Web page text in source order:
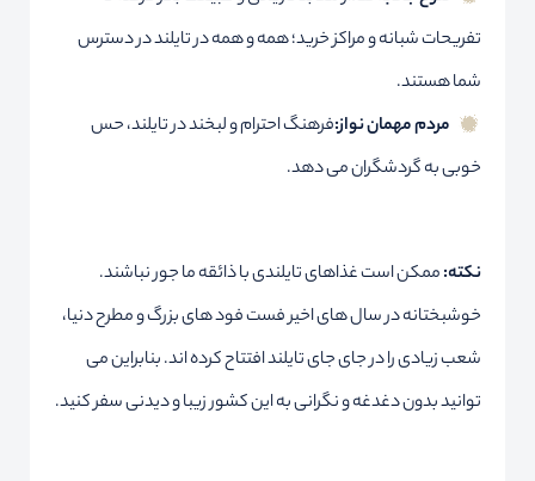
تفریحات شبانه و مراکز خرید؛ همه و همه در تایلند در دسترس
شما هستند.
مردم مهمان نواز:فرهنگ احترام و لبخند در تایلند، حس
خوبی به گردشگران می دهد.
نکته:ممکن است غذاهای تایلندی با ذائقه ما جور نباشند.
خوشبختانه در سال های اخیر فست فود های بزرگ و مطرح دنیا،
شعب زیادی را در جای جای تایلند افتتاح کرده اند. بنابراین می
توانید بدون دغدغه و نگرانی به این کشور زیبا و دیدنی سفر کنید.